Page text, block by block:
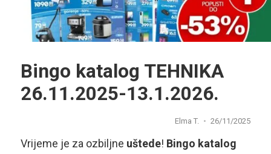
Bingo katalog TEHNIKA
26.11.2025-13.1.2026.
Elma T. 26/11/2025
Vrijeme je za ozbiljne uštede! Bingo katalog